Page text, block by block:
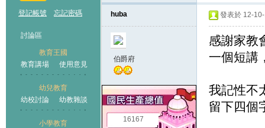
登記帳號 忘記密碼
討論區
教育王國
教育講場
使用意見
幼兒教育
幼校討論
幼教雜談
小學教育
王國
huba
伯爵府
16167
發表於 12-
感謝家教
一個短講
我記性不
留下四個